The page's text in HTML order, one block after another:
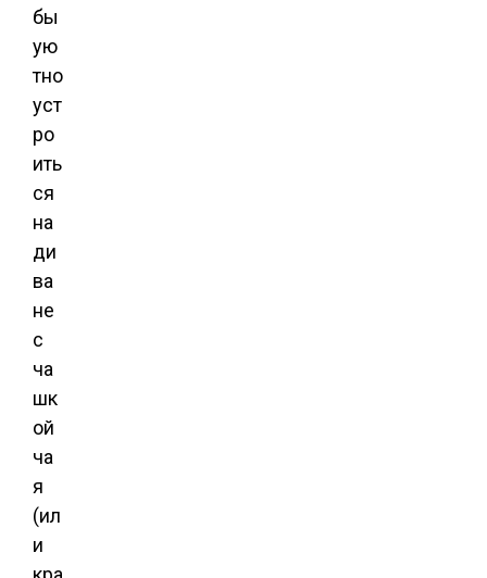
бы
ую
тно
уст
ро
ить
ся
на
ди
ва
не
с
ча
шк
ой
ча
я
(ил
и